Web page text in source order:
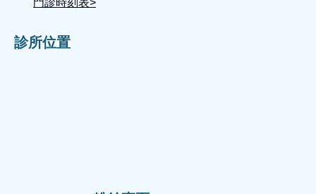
門診時刻表>
診所位置